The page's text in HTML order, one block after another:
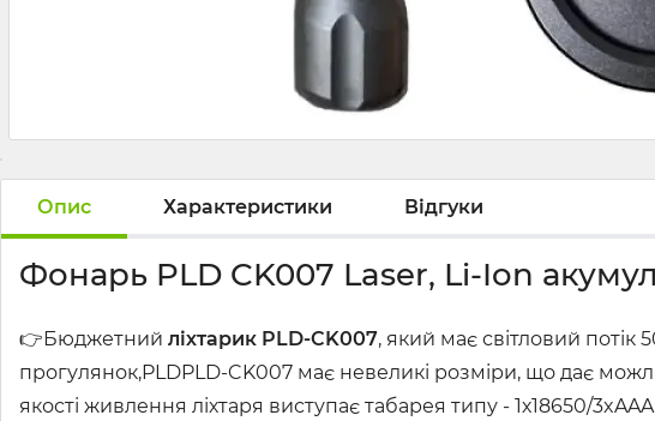
Опис Характеристики Відгуки
Фонарь PLD CK007 Laser, Li-Ion
👉Бюджетний ліхтарик PLD-CK007, який має світловий потік
прогулянок,PLDPLD-CK007 має невеликі розміри, що дає
якості живлення ліхтаря виступає табарея типу - 1х18650/